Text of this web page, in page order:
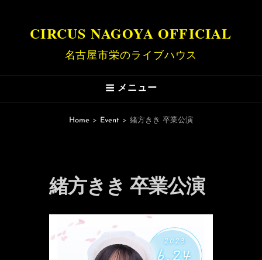
CIRCUS NAGOYA OFFICIAL
名古屋市栄のライブハウス
メニュー
Home > Event > 緒方きき 卒業公演
緒方きき 卒業公演